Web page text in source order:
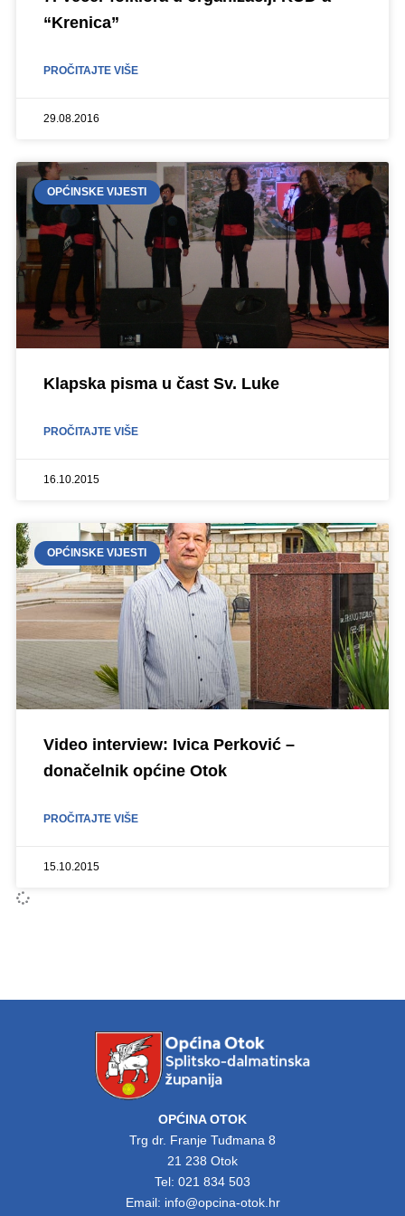
“Krenica”
PROČITAJTE VIŠE
29.08.2016
OPĆINSKE VIJESTI
Klapska pisma u čast Sv. Luke
PROČITAJTE VIŠE
16.10.2015
OPĆINSKE VIJESTI
Video interview: Ivica Perković –
donačelnik općine Otok
PROČITAJTE VIŠE
15.10.2015
OPĆINA OTOK
Trg dr. Franje Tuđmana 8
21 238 Otok
Tel: 021 834 503
Email: info@opcina-otok.hr